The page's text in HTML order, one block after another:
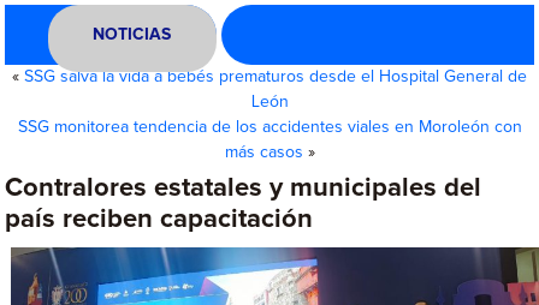
NOTICIAS
« SSG salva la vida a bebés prematuros desde el Hospital General de
León
SSG monitorea tendencia de los accidentes viales en Moroleón con
más casos »
Contralores estatales y municipales del
país reciben capacitación